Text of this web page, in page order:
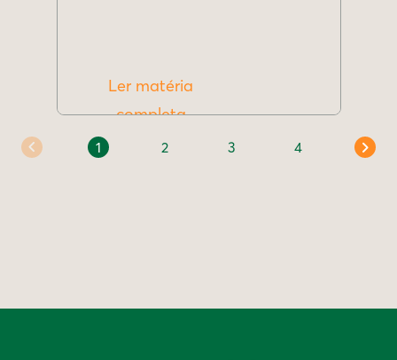
Ler matéria
completa
1 2 3 4